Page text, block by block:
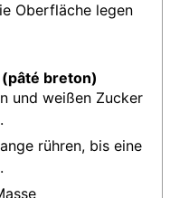
Oberfläche legen
breton)
und weißen Zucker
rühren, bis eine